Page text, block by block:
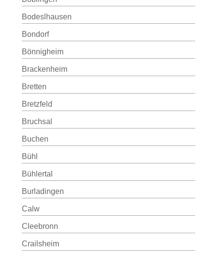
Bodeslhausen
Bondorf
Bönnigheim
Brackenheim
Bretten
Bretzfeld
Bruchsal
Buchen
Bühl
Bühlertal
Burladingen
Calw
Cleebronn
Crailsheim